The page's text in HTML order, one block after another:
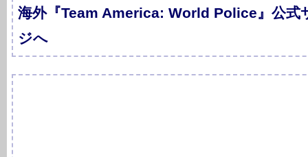
海外『Team America: World Police』公式
ジへ